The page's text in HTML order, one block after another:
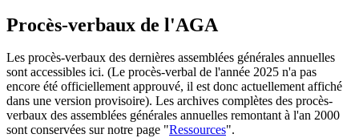
Procès-verbaux de l'AGA
Les procès-verbaux des dernières assemblées générales annuelles
sont accessibles ici. (Le procès-verbal de l'année 2025 n'a pas
encore été officiellement approuvé, il est donc actuellement affiché
dans une version provisoire). Les archives complètes des procès-
verbaux des assemblées générales annuelles remontant à l'an 2000
sont conservées sur notre page "Ressources".